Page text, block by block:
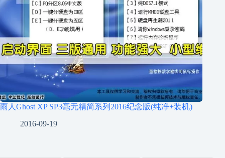
雨人Ghost XP SP3毫无精简系列2016纪念版(纯净+装机)
2016-09-19